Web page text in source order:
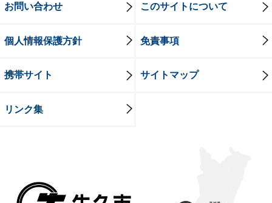
お問い合わせ このサイトについて
個人情報保護方針 免責事項
携帯サイト サイトマップ
リンク集